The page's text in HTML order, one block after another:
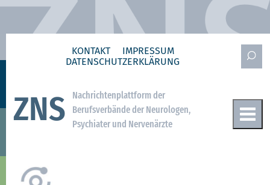
KONTAKT
IMPRESSUM
DATENSCHUTZ­ERKLÄRUNG
ZNS
Nachrichtenplattform der
Berufsverbände der Neurologen,
Psychiater und Nervenärzte